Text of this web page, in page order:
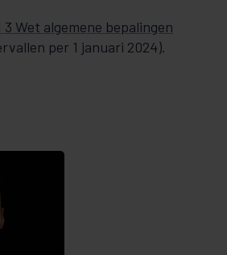
Wet algemene bepalingen
per 1 januari 2024).